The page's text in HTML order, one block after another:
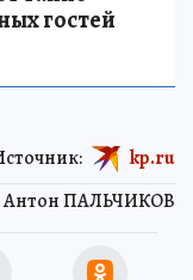
гостей
Антон ПАЛЬЧИКОВ
kp.ru